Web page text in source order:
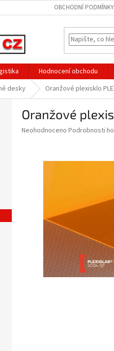
OBCHODNÍ PODMÍNKY
Hodnocení obchodu
desky Oranžové plexisklo
Oranžové
Průměrné
Neohodnoceno Podrobnosti